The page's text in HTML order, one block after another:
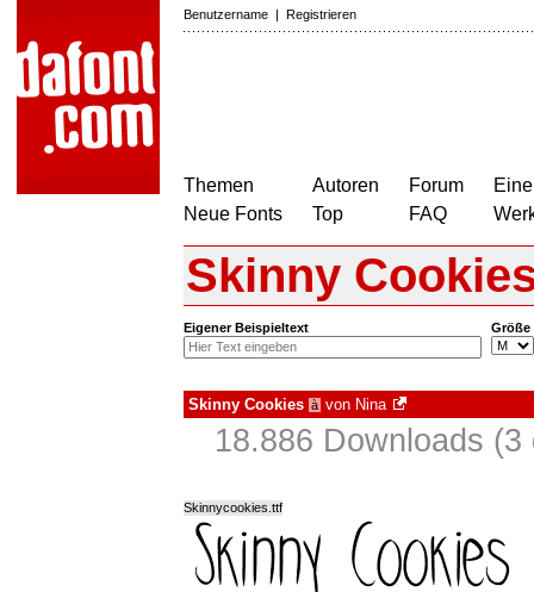
Benutzername | Registrieren
Themen
Neue Fonts
Autoren
Top
Forum
FAQ
Skinny
Eigener Beispieltext Größe
Skinny Cookies à von Nina
18.886 Downloads (3
Skinnycookies.ttf